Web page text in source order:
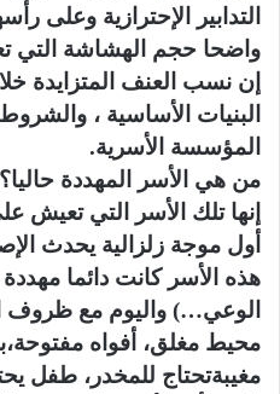
التدابير الإحترازية وعلى
واضحا حجم الهشاشة التي
إن نسب العنف المتزايدة
البنيات الأساسية ،
المؤسسة الأسرية.
من هي الأسر المهددة حاليا؟
إنها تلك الأسر التي تعيش
أول موجة زلزالية يحدث
هذه الأسر كانت دائما
الوعي…) واليوم مع ظروف
محيط مغلق، أفواه
مغيبةتحتاج للمخدر، طفل